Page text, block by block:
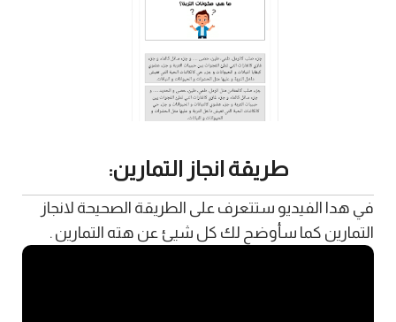
طريقة انجاز التمارين:
في هدا الفيديو ستتعرف على الطريقة الصحيحة لانجاز
التمارين كما سأوضح لك كل شيئ عن هته التمارين .